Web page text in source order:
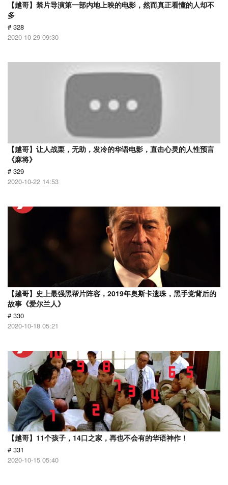
【越哥】禁片导演第一部内地上映的电影，然而真正看懂的人却不
多
# 328
2020-10-29 09:30
【越哥】让人战栗，无助，发冷的华语电影，直击心灵的人性预言
《麻将》
# 329
2020-10-22 14:53
【越哥】史上最强黑帮片阵容，2019年奥斯卡遗珠，黑手党背后的
故事《爱尔兰人》
# 330
2020-10-18 05:21
【越哥】11个孩子，14口之家，再也不会有的华语神作！
# 331
2020-10-15 05:40